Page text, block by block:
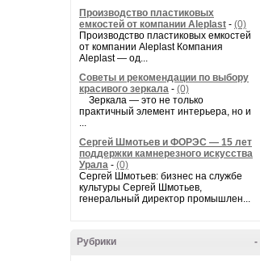
Производство пластиковых
емкостей от компании Aleplast - (0)
Производство пластиковых емкостей
от компании Aleplast Компания
Aleplast — од...
Советы и рекомендации по выбору
красивого зеркала - (0)
Зеркала — это не только
практичный элемент интерьера, но и
...
Сергей Шмотьев и ФОРЭС — 15 лет
поддержки камнерезного искусства
Урала - (0)
Сергей Шмотьев: бизнес на службе
культуры Сергей Шмотьев,
генеральный директор промышлен...
-
Рубрики